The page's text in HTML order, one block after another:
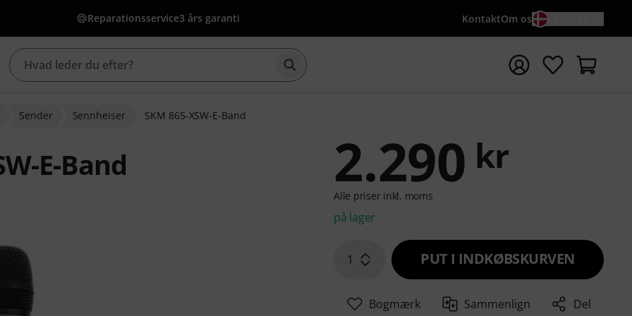
Reparationsservice3 års garanti KontaktOm os
Start søgning med søgeord {searchTerm}
Sender Sennheiser SKM 865-XSW-E-Band
E-Band 2.290 kr
Alle priser inkl. moms
på lager
1 PUT I INDKØBSKURVEN
Bogmærk Sammenlign Del